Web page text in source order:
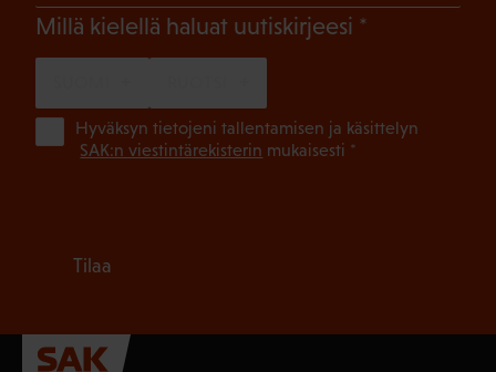
Millä kielellä haluat uutiskirjeesi (Pakollinen)
Hyväksyn tietojeni tallentamisen ja käsittelyn
SAK:n viestintärekisterin mukaisesti *
Tilaa